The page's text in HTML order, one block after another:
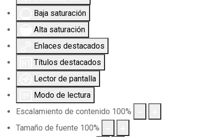
Baja saturación
Alta saturación
Enlaces destacados
Títulos destacados
Lector de pantalla
Modo de lectura
Escalamiento de contenido 100%
Tamaño de fuente 100%